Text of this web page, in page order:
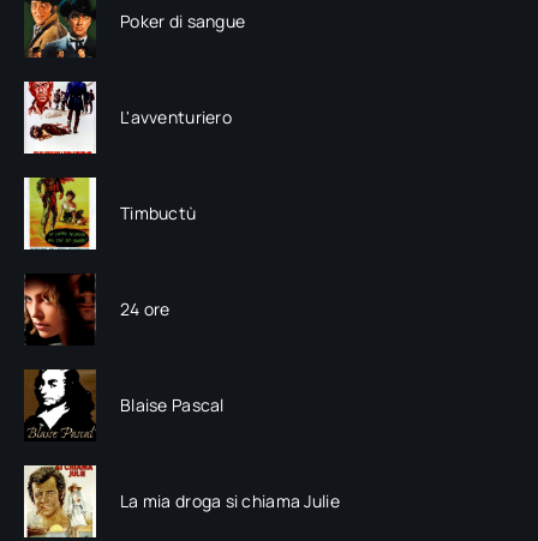
Poker di sangue
L'avventuriero
Timbuctù
24 ore
Blaise Pascal
La mia droga si chiama Julie